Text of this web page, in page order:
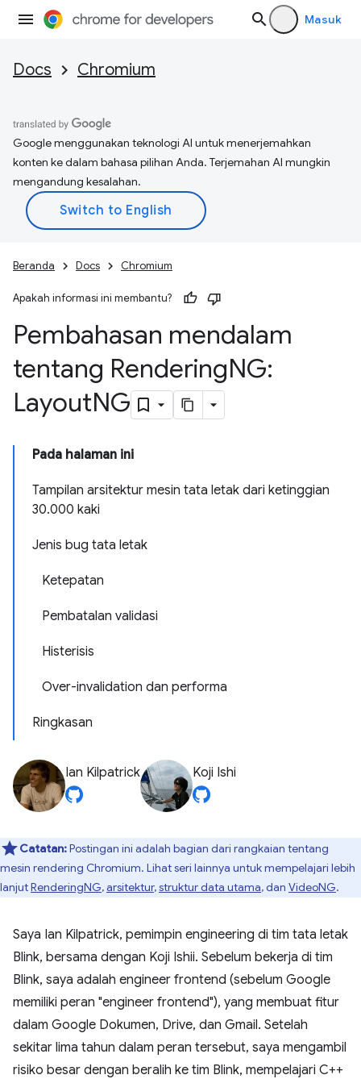
Masuk
Docs Chromium
Google menggunakan teknologi AI untuk menerjemahkan
konten ke dalam bahasa pilihan Anda. Terjemahan AI mungkin
mengandung kesalahan.
Beranda Docs Chromium
Apakah informasi ini membantu?
Pembahasan mendalam
tentang RenderingNG:
LayoutNG
Pada halaman ini
Tampilan arsitektur mesin tata letak dari ketinggian
30.000 kaki
Jenis bug tata letak
Ketepatan
Pembatalan validasi
Histerisis
Over-invalidation dan performa
Ringkasan
Ian Kilpatrick Koji Ishi
Catatan:Postingan ini adalah bagian dari rangkaian tentang
mesin rendering Chromium. Lihat seri lainnya untuk mempelajari lebih
lanjutRenderingNG,arsitektur,struktur data utama, dan VideoNG.
Saya Ian Kilpatrick, pemimpin engineering di tim tata letak
Blink, bersama dengan Koji Ishii. Sebelum bekerja di tim
Blink, saya adalah engineer frontend (sebelum Google
memiliki peran "engineer frontend"), yang membuat fitur
dalam Google Dokumen, Drive, dan Gmail. Setelah
sekitar lima tahun dalam peran tersebut, saya mengambil
risiko besar dengan beralih ke tim Blink, mempelajari C++